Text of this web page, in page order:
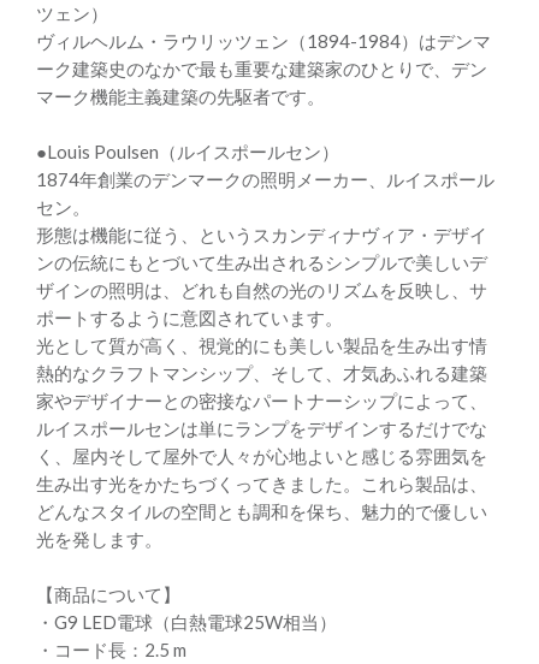
ツェン）
ヴィルヘルム・ラウリッツェン（1894-1984）はデンマ
ーク建築史のなかで最も重要な建築家のひとりで、デン
マーク機能主義建築の先駆者です。
●Louis Poulsen（ルイスポールセン）
1874年創業のデンマークの照明メーカー、ルイスポール
セン。
形態は機能に従う、というスカンディナヴィア・デザイ
ンの伝統にもとづいて生み出されるシンプルで美しいデ
ザインの照明は、どれも自然の光のリズムを反映し、サ
ポートするように意図されています。
光として質が高く、視覚的にも美しい製品を生み出す情
熱的なクラフトマンシップ、そして、才気あふれる建築
家やデザイナーとの密接なパートナーシップによって、
ルイスポールセンは単にランプをデザインするだけでな
く、屋内そして屋外で人々が心地よいと感じる雰囲気を
生み出す光をかたちづくってきました。これら製品は、
どんなスタイルの空間とも調和を保ち、魅力的で優しい
光を発します。
【商品について】
・G9 LED電球（白熱電球25W相当）
・コード長：2.5 m